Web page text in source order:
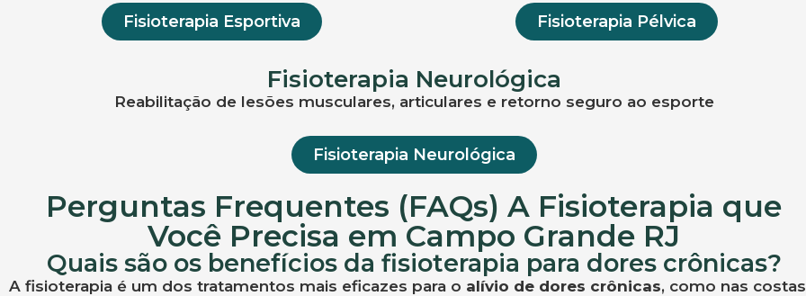
Fisioterapia Esportiva Fisioterapia Pélvica
Fisioterapia Neurológica
Reabilitação de lesões musculares, articulares e retorno seguro ao esporte
Fisioterapia Neurológica
Perguntas Frequentes (FAQs) A Fisioterapia que
Você Precisa em Campo Grande RJ
Quais são os benefícios da fisioterapia para dores crônicas?
A fisioterapia é um dos tratamentos mais eficazes para o alívio de dores crônicas, como nas